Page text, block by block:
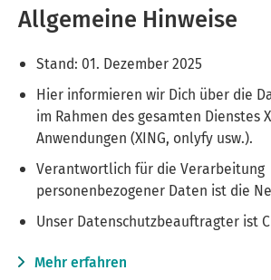
Allgemeine Hinweise
Stand: 01. Dezember 2025
Hier informieren wir Dich über die
im Rahmen des gesamten Dienstes
Anwendungen (XING, onlyfy usw.).
Verantwortlich für die Verarbeitung
personenbezogener Daten ist die
Unser Datenschutzbeauftragter ist
Mehr erfahren